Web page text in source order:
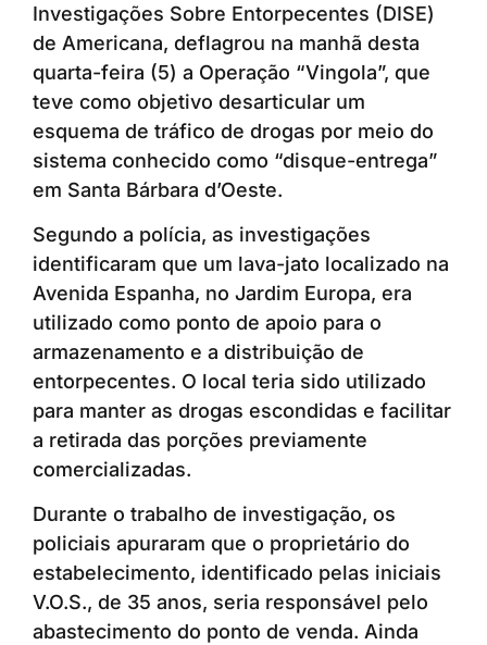
Investigações Sobre Entorpecentes (DISE)
de Americana, deflagrou na manhã desta
quarta-feira (5) a Operação “Vingola”, que
teve como objetivo desarticular um
esquema de tráfico de drogas por meio do
sistema conhecido como “disque-entrega”
em Santa Bárbara d’Oeste.
Segundo a polícia, as investigações
identificaram que um lava-jato localizado na
Avenida Espanha, no Jardim Europa, era
utilizado como ponto de apoio para o
armazenamento e a distribuição de
entorpecentes. O local teria sido utilizado
para manter as drogas escondidas e facilitar
a retirada das porções previamente
comercializadas.
Durante o trabalho de investigação, os
policiais apuraram que o proprietário do
estabelecimento, identificado pelas iniciais
V.O.S., de 35 anos, seria responsável pelo
abastecimento do ponto de venda. Ainda